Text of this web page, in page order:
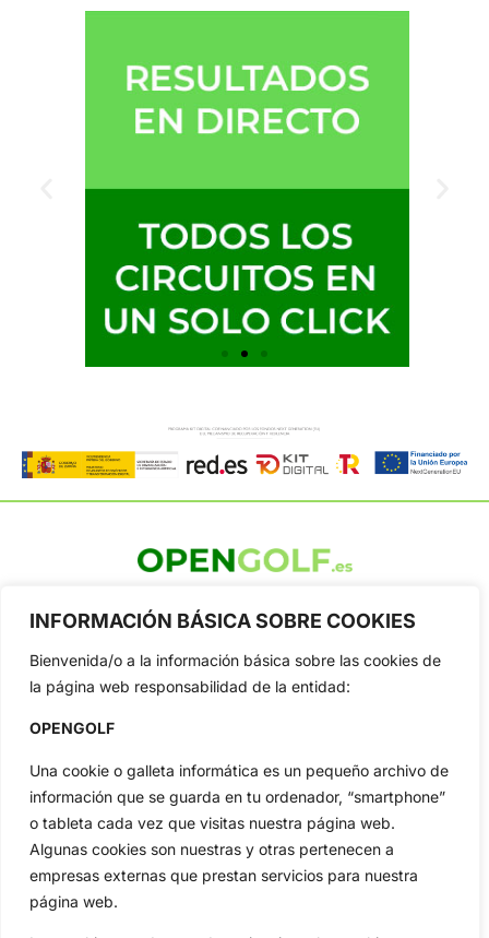
INFORMACIÓN BÁSICA SOBRE COOKIES
Bienvenida/o a la información básica sobre las cookies de
la página web responsabilidad de la entidad:
OPENGOLF
Una cookie o galleta informática es un pequeño archivo de
información que se guarda en tu ordenador, “smartphone”
o tableta cada vez que visitas nuestra página web.
Algunas cookies son nuestras y otras pertenecen a
empresas externas que prestan servicios para nuestra
página web.
profesional y amateur, resultados en directo, vídeos, noticias,
Tour...
Categorias
Inicio
Amateurs
Circuitos
Especiales
Reglas
Vídeos
De Interés
Compañía
Aviso Legal